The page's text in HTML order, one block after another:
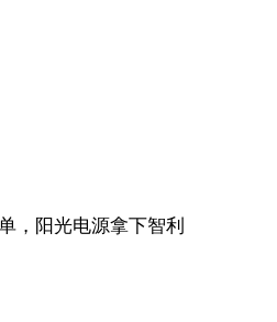
，阳光电源拿下智利